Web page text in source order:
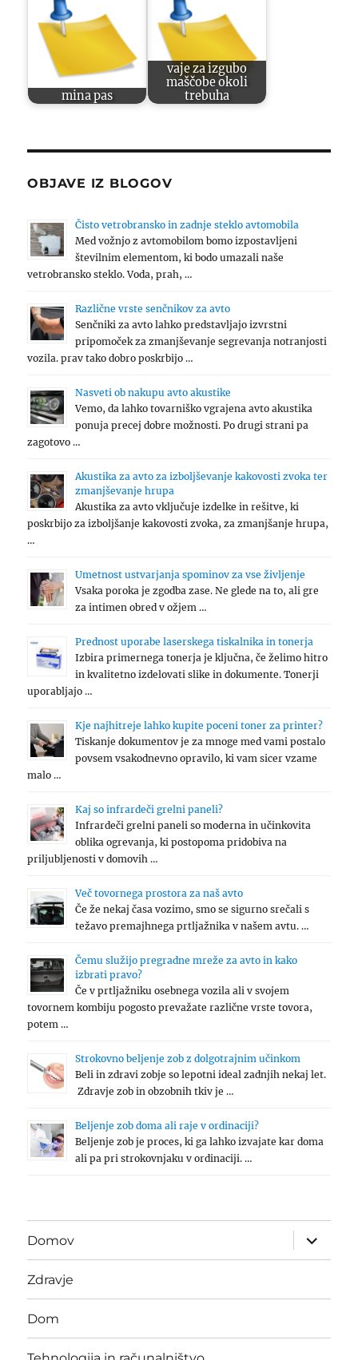
mina pas
vaje za izgubo
maščobe okoli
trebuha
OBJAVE IZ BLOGOV
Čisto vetrobransko in zadnje steklo avtomobila
Med vožnjo z avtomobilom bomo izpostavljeni
številnim elementom, ki bodo umazali naše
vetrobransko steklo. Voda, prah, …
Različne vrste senčnikov za avto
Senčniki za avto lahko predstavljajo izvrstni
pripomoček za zmanjševanje segrevanja notranjosti
vozila. prav tako dobro poskrbijo …
Nasveti ob nakupu avto akustike
Vemo, da lahko tovarniško vgrajena avto akustika
ponuja precej dobre možnosti. Po drugi strani pa
zagotovo …
Akustika za avto za izboljševanje kakovosti zvoka ter
zmanjševanje hrupa
Akustika za avto vključuje izdelke in rešitve, ki
poskrbijo za izboljšanje kakovosti zvoka, za zmanjšanje hrupa,
…
Umetnost ustvarjanja spominov za vse življenje
Vsaka poroka je zgodba zase. Ne glede na to, ali gre
za intimen obred v ožjem …
Prednost uporabe laserskega tiskalnika in tonerja
Izbira primernega tonerja je ključna, če želimo hitro
in kvalitetno izdelovati slike in dokumente. Tonerji
uporabljajo …
Kje najhitreje lahko kupite poceni toner za printer?
Tiskanje dokumentov je za mnoge med vami postalo
povsem vsakodnevno opravilo, ki vam sicer vzame
malo …
Kaj so infrardeči grelni paneli?
Infrardeči grelni paneli so moderna in učinkovita
oblika ogrevanja, ki postopoma pridobiva na
priljubljenosti v domovih …
Več tovornega prostora za naš avto
Če že nekaj časa vozimo, smo se sigurno srečali s
težavo premajhnega prtljažnika v našem avtu. …
Čemu služijo pregradne mreže za avto in kako
izbrati pravo?
Če v prtljažniku osebnega vozila ali v svojem
tovornem kombiju pogosto prevažate različne vrste tovora,
potem …
Strokovno beljenje zob z dolgotrajnim učinkom
Beli in zdravi zobje so lepotni ideal zadnjih nekaj let.
Zdravje zob in obzobnih tkiv je …
Beljenje zob doma ali raje v ordinaciji?
Beljenje zob je proces, ki ga lahko izvajate kar doma
ali pa pri strokovnjaku v ordinaciji. …
Domov
expand
child
menu
Zdravje
Dom